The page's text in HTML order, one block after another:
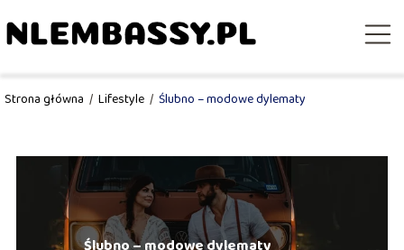
Strona główna / Lifestyle / Ślubno – modowe dylematy